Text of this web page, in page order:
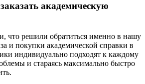
академическую
что решили обратиться именно в нашу
и покупки академической справки в
индивидуально подходят к каждому
и стараясь максимально быстро